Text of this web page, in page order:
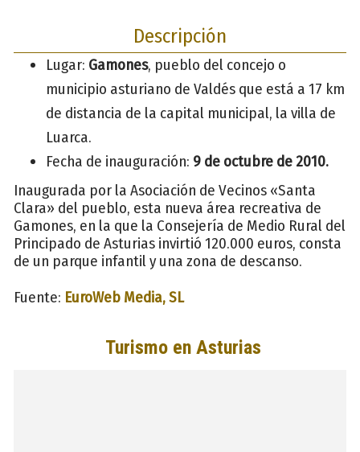
Descripción
Lugar: Gamones, pueblo del concejo o
municipio asturiano de Valdés que está a 17 km
de distancia de la capital municipal, la villa de
Luarca.
Fecha de inauguración: 9 de octubre de 2010.
Inaugurada por la Asociación de Vecinos «Santa
Clara» del pueblo, esta nueva área recreativa de
Gamones, en la que la Consejería de Medio Rural del
Principado de Asturias invirtió 120.000 euros, consta
de un parque infantil y una zona de descanso.
Fuente: EuroWeb Media, SL